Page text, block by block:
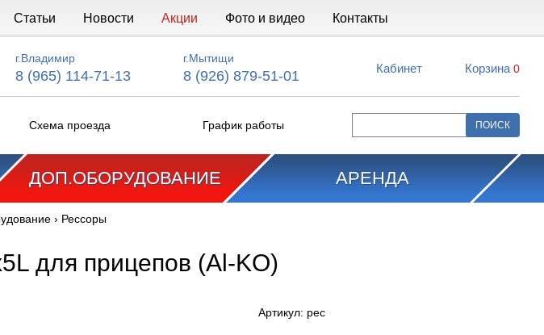
Статьи Новости Акции Фото и видео Контакты
г.Владимир
8 (965) 114-71-13
г.Мытищи
8 (926) 879-51-01 Кабинет Корзина 0
Схема проезда График работы
ДОП.ОБОРУДОВАНИЕ АРЕНДА
› Рессоры
для прицепов (Al-KO)
Артикул: рес